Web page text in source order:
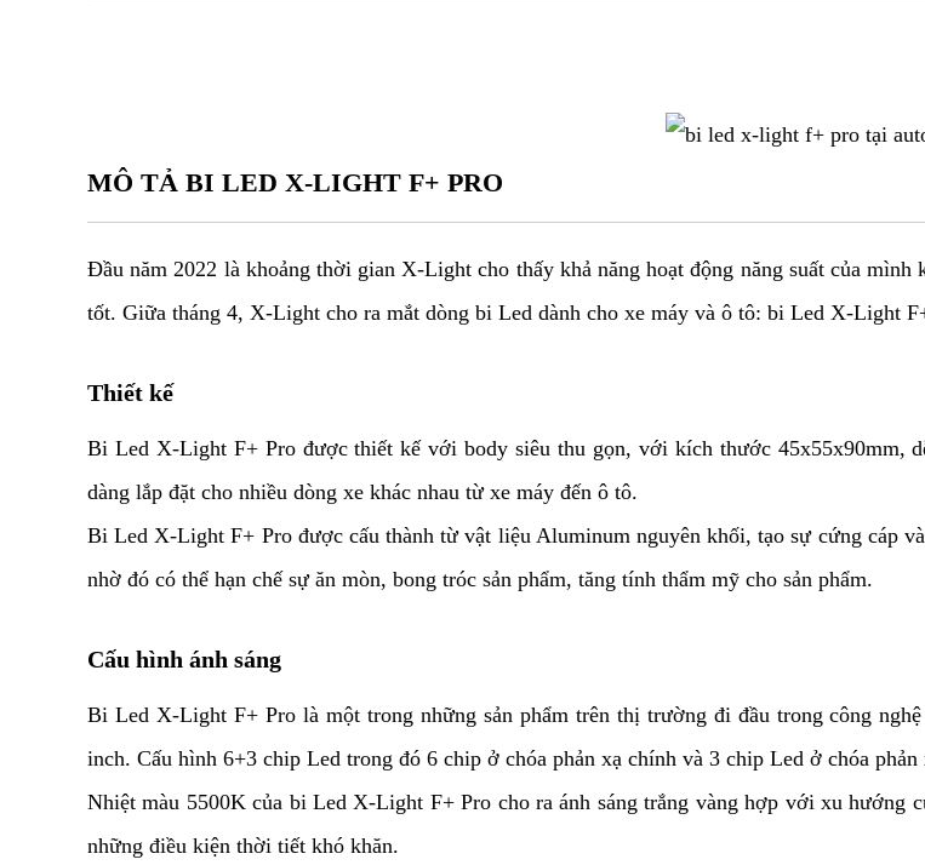
MÔ TẢ BI LED X-LIGHT F+ PRO
Đầu năm 2022 là khoảng thời gian X-Light cho thấy khả năng hoạt động năng suất của
tốt. Giữa tháng 4, X-Light cho ra mắt dòng bi Led dành cho xe máy và ô tô: bi Led X-Light
Thiết kế
Bi Led X-Light F+ Pro được thiết kế với body siêu thu gọn, với kích thước 45x55x90mm,
dàng lắp đặt cho nhiều dòng xe khác nhau từ xe máy đến ô tô.
Bi Led X-Light F+ Pro được cấu thành từ vật liệu Aluminum nguyên khối, tạo sự cứng cáp
nhờ đó có thể hạn chế sự ăn mòn, bong tróc sản phẩm, tăng tính thẩm mỹ cho sản phẩm.
Cấu hình ánh sáng
Bi Led X-Light F+ Pro là một trong những sản phẩm trên thị trường đi đầu trong công
inch. Cấu hình 6+3 chip Led trong đó 6 chip ở chóa phản xạ chính và 3 chip Led ở chóa phản
Nhiệt màu 5500K của bi Led X-Light F+ Pro cho ra ánh sáng trắng vàng hợp với xu
những điều kiện thời tiết khó khăn.